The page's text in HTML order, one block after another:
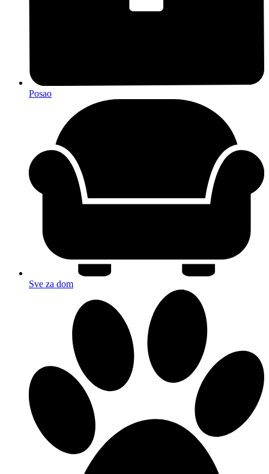
Posao
Sve za dom